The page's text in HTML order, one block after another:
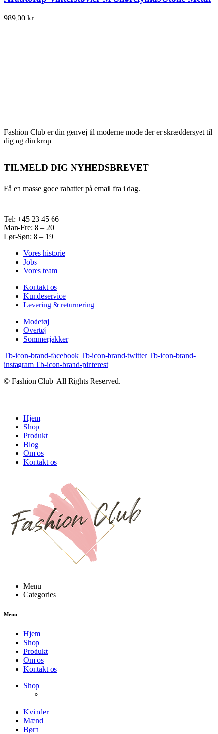
989,00 kr.
Fashion Club er din genvej til moderne mode der er skræddersyet til
dig og din krop.
TILMELD DIG NYHEDSBREVET
Få en masse gode rabatter på email fra i dag.
Tel: +45 23 45 66
Man-Fre: 8 – 20
Lør-Søn: 8 – 19
Vores historie
Jobs
Vores team
Kontakt os
Kundeservice
Levering & returnering
Modetøj
Overtøj
Sommerjakker
Tb-icon-brand-facebook Tb-icon-brand-twitter Tb-icon-brand-
instagram Tb-icon-brand-pinterest
© Fashion Club. All Rights Reserved.
Hjem
Shop
Produkt
Blog
Om os
Kontakt os
Menu
Categories
Menu
Hjem
Shop
Produkt
Om os
Kontakt os
Shop
Kvinder
Mænd
Børn